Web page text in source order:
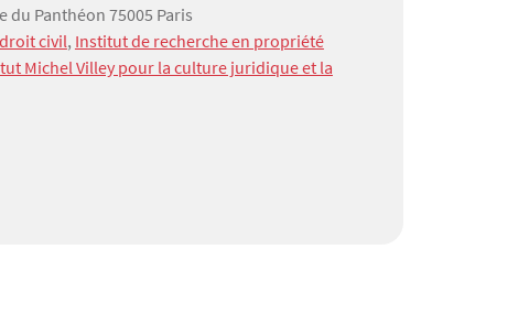
du Panthéon 75005 Paris
civil, Institut de recherche en propriété
Michel Villey pour la culture juridique et la